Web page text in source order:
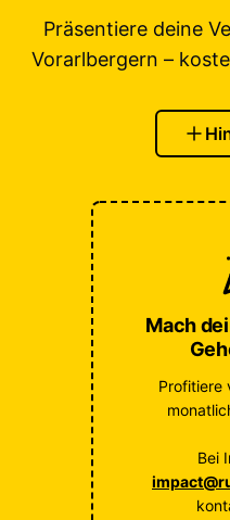
Präsentiere deine
Vorarlbergern –
Mach
Profitiere
Bei